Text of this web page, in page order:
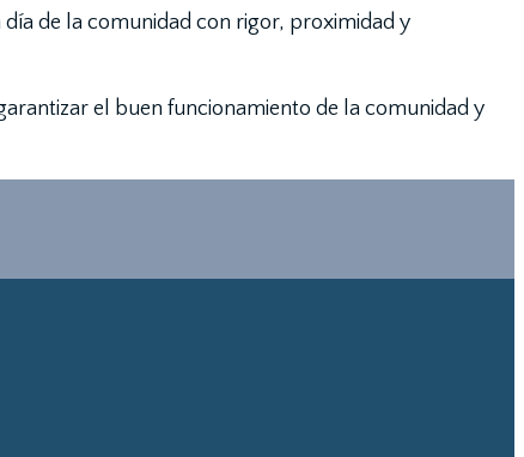
de la comunidad con rigor, proximidad y
el buen funcionamiento de la comunidad y